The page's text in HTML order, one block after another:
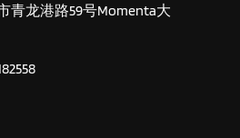
青龙港路59号Momenta大